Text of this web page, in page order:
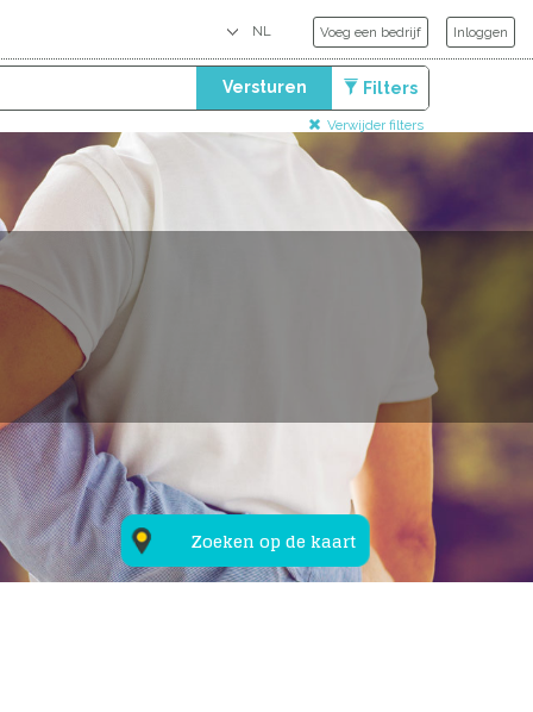
Voeg een bedrijf Inloggen
Versturen Filters
Verwijder filters
Zoeken op de kaart